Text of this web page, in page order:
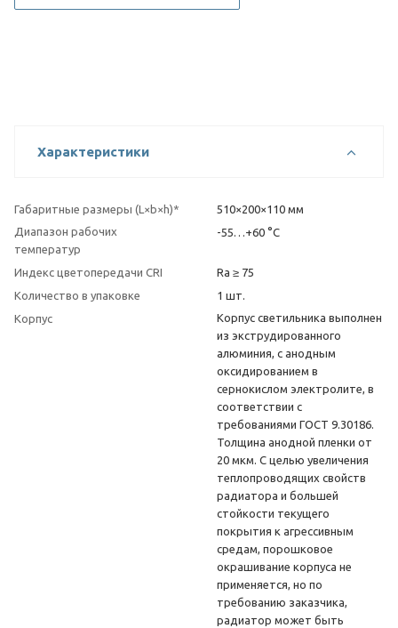
Характеристики
Габаритные размеры (L×b×h)*
510×200×110 мм
Диапазон рабочих
температур
-55…+60 °С
Индекс цветопередачи CRI
Ra ≥ 75
Количество в упаковке
1 шт.
Корпус
Корпус светильника выполнен
из экструдированного
алюминия, с анодным
оксидированием в
сернокислом электролите, в
соответствии с
требованиями ГОСТ 9.30186.
Толщина анодной пленки от
20 мкм. С целью увеличения
теплопроводящих свойств
радиатора и большей
стойкости текущего
покрытия к агрессивным
средам, порошковое
окрашивание корпуса не
применяется, но по
требованию заказчика,
радиатор может быть